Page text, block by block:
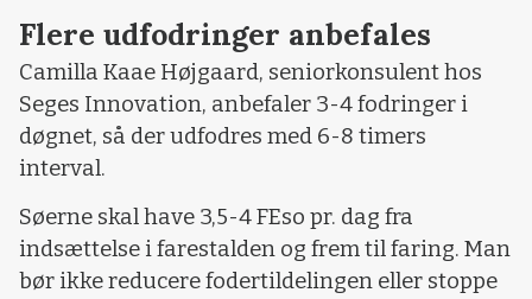
Flere udfodringer anbefales
Camilla Kaae Højgaard, seniorkonsulent hos
Seges Innovation, anbefaler 3-4 fodringer i
døgnet, så der udfodres med 6-8 timers
interval.
Søerne skal have 3,5-4 FEso pr. dag fra
indsættelse i farestalden og frem til faring. Man
bør ikke reducere fodertildelingen eller stoppe